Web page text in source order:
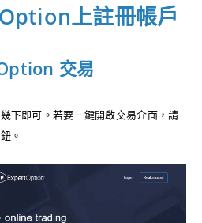
上註冊帳戶
交易
下即可。若要一鍵開啟交易介面，請
。